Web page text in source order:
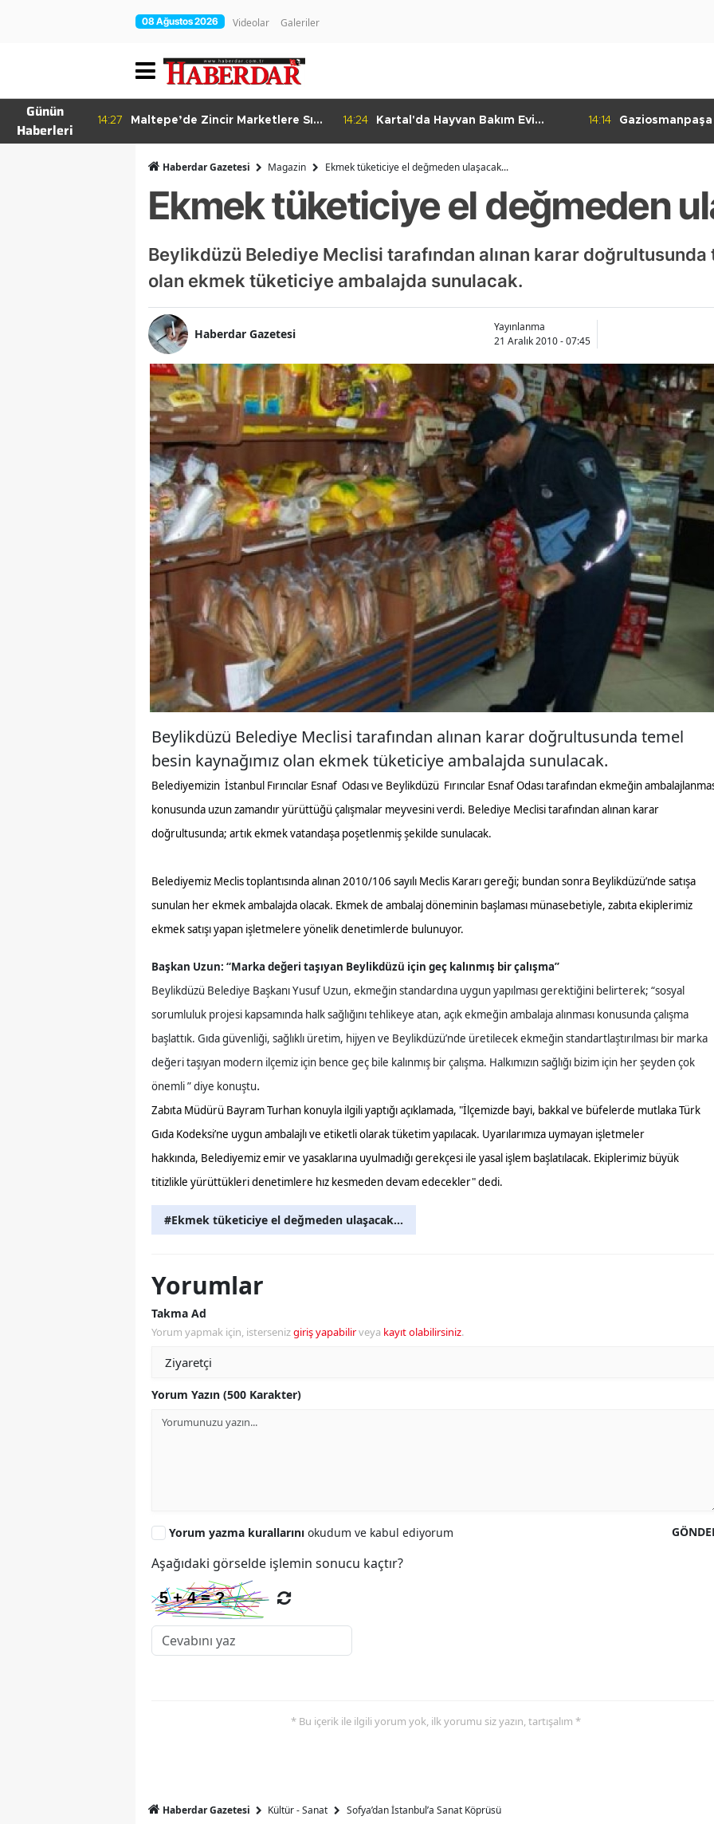
08 Ağustos 2026 Videolar Galeriler
Günün
Haberleri
14:27
Maltepe’de Zincir Marketlere Sıkı
14:24
Kartal'da Hayvan Bakım Evi
14:14
Haberdar Gazetesi Magazin Ekmek tüketiciye el değmeden ulaşacak...
Ekmek tüketiciye el değmeden
Beylikdüzü Belediye Meclisi tarafından alınan karar doğrultusunda
olan ekmek tüketiciye ambalajda sunulacak.
Haberdar Gazetesi
Yayınlanma
21 Aralık 2010 - 07:45
Beylikdüzü Belediye Meclisi tarafından alınan karar doğrultusunda temel
besin kaynağımız olan ekmek tüketiciye ambalajda sunulacak.
Belediyemizin İstanbul Fırıncılar Esnaf Odası ve Beylikdüzü Fırıncılar Esnaf Odası tarafından ekmeğin
konusunda uzun zamandır yürüttüğü çalışmalar meyvesini verdi. Belediye Meclisi tarafından alınan karar
doğrultusunda; artık ekmek vatandaşa poşetlenmiş şekilde sunulacak.
Belediyemiz Meclis toplantısında alınan 2010/106 sayılı Meclis Kararı gereği; bundan sonra Beylikdüzü’nde satışa
sunulan her ekmek ambalajda olacak. Ekmek de ambalaj döneminin başlaması münasebetiyle, zabıta ekiplerimiz
ekmek satışı yapan işletmelere yönelik denetimlerde bulunuyor.
Başkan Uzun: “Marka değeri taşıyan Beylikdüzü için geç kalınmış bir çalışma”
Beylikdüzü Belediye Başkanı Yusuf Uzun, ekmeğin standardına uygun yapılması gerektiğini belirterek; “sosyal
sorumluluk projesi kapsamında halk sağlığını tehlikeye atan, açık ekmeğin ambalaja alınması konusunda çalışma
başlattık. Gıda güvenliği, sağlıklı üretim, hijyen ve Beylikdüzü’nde üretilecek ekmeğin standartlaştırılması bir marka
değeri taşıyan modern ilçemiz için bence geç bile kalınmış bir çalışma. Halkımızın sağlığı bizim için her şeyden çok
önemli ” diye konuştu.
Zabıta Müdürü Bayram Turhan konuyla ilgili yaptığı açıklamada, "İlçemizde bayi, bakkal ve büfelerde mutlaka Türk
Gıda Kodeksi’ne uygun ambalajlı ve etiketli olarak tüketim yapılacak. Uyarılarımıza uymayan işletmeler
hakkında, Belediyemiz emir ve yasaklarına uyulmadığı gerekçesi ile yasal işlem başlatılacak. Ekiplerimiz büyük
titizlikle yürüttükleri denetimlere hız kesmeden devam edecekler" dedi.
#Ekmek tüketiciye el değmeden ulaşacak...
Yorumlar
Takma Ad
Yorum yapmak için, istersenizgiriş yapabilirveya kayıt olabilirsiniz.
Yorum Yazın (500 Karakter)
Yorum yazma kurallarını okudum ve kabul ediyorum
Aşağıdaki görselde işlemin sonucu kaçtır?
* Bu içerik ile ilgili yorum yok, ilk yorumu siz yazın, tartışalım *
Haberdar Gazetesi Kültür - Sanat Sofya’dan İstanbul’a Sanat Köprüsü